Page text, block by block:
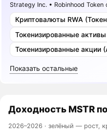
Strategy Inc. • Robinhood Token
Криптовалюты RWA
Токенизированные активы
Токенизированные акции
Показать остальные
Доходность MSTR
2026–2026 ·зелёный — рост,